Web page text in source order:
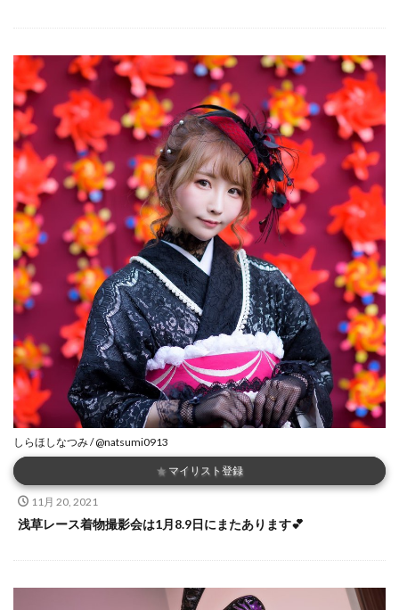
しらほしなつみ / @natsumi0913
★ マイリスト登録
11月 20, 2021
浅草レース着物撮影会は1月8.9日にまたあります💕